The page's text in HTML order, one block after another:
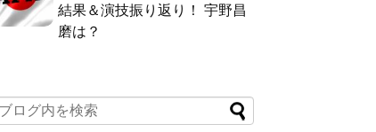
結果＆演技振り返り！ 宇野昌
磨は？